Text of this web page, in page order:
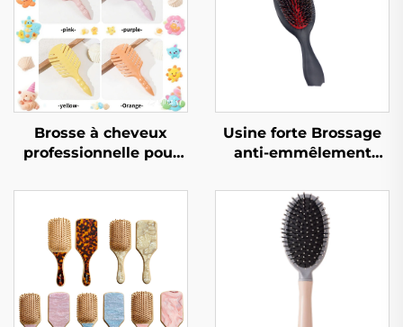
Brosse à cheveux
professionnelle pour
macaron pour enfants,
ovale, en nylon, avec
logo personnalisé et
fonction de massage
Usine forte Brossage
anti-emmêlement
peau rouge
électrodépôt usine
cross-border